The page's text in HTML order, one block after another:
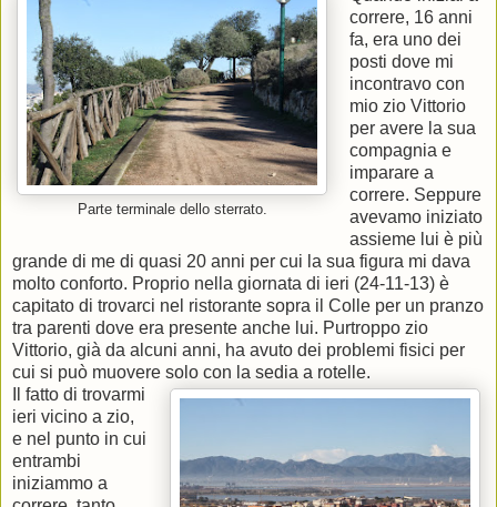
Parte terminale dello sterrato.
correre, 16 anni
fa, era uno dei
posti dove mi
incontravo con
mio zio Vittorio
per avere la sua
compagnia e
imparare a
correre. Seppure
avevamo iniziato
assieme lui è più
grande di me di quasi 20 anni per cui la sua figura mi dava
molto conforto. Proprio nella giornata di ieri (24-11-13) è
capitato di trovarci nel ristorante sopra il Colle per un pranzo
tra parenti dove era presente anche lui. Purtroppo zio
Vittorio, già da alcuni anni, ha avuto dei problemi fisici per
cui si può muovere solo con la sedia a rotelle.
Il fatto di trovarmi
ieri vicino a zio,
e nel punto in cui
entrambi
iniziammo a